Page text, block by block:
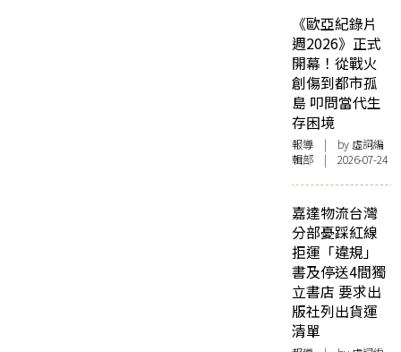
《歐亞紀錄片
週2026》正式
開幕！從戰火
創傷到都市孤
島 叩問當代生
存困境
報導 | by 虛詞編
輯部 | 2026-07-24
嘉達物流台灣
分部憂踩紅線
拒運「違規」
書及停送4間獨
立書店 要求出
版社列出貨運
清單